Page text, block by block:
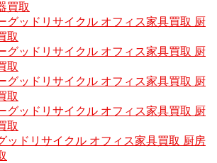
買取
グッドリサイクル オフィス家具買取 厨
取
グッドリサイクル オフィス家具買取 厨
取
グッドリサイクル オフィス家具買取 厨
取
グッドリサイクル オフィス家具買取 厨
取
ッドリサイクル オフィス家具買取 厨房